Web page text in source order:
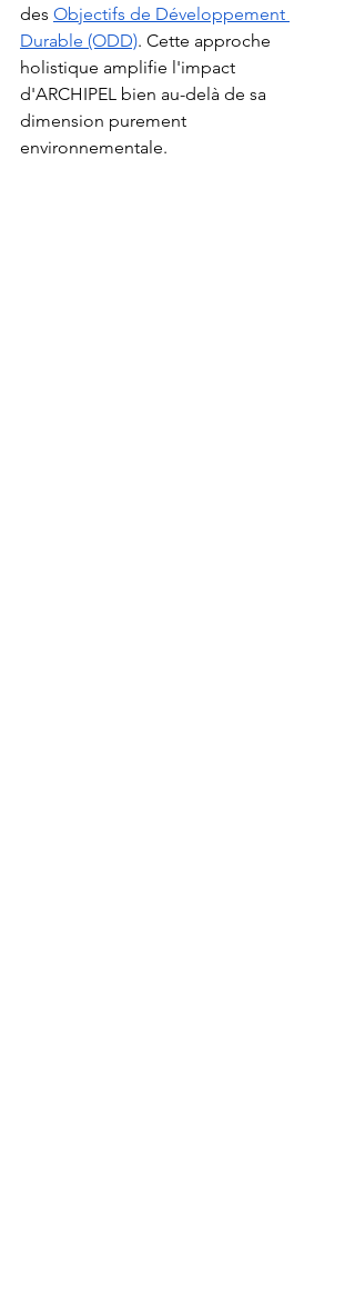
des Objectifs de Développement
Durable (ODD). Cette approche
holistique amplifie l'impact
d'ARCHIPEL bien au-delà de sa
dimension purement
environnementale.